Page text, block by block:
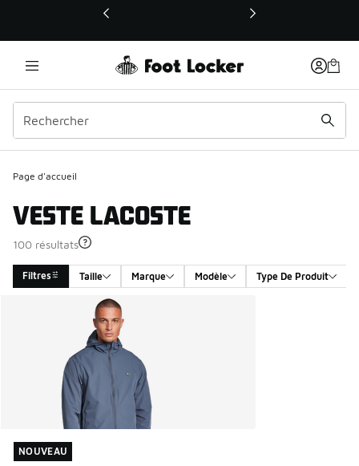
Ce lien ouvrira une nouvelle fenêtre
Page d'accueil
VESTE LACOSTE
100 résultats
Filtres Taille Marque Modèle Type De Produit
Search Results
NOUVEAU
NOUVEAU